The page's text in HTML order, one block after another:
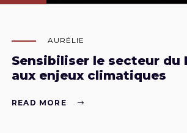
AURÉLIE
Sensibiliser le secteur du
aux enjeux climatiques
READ MORE